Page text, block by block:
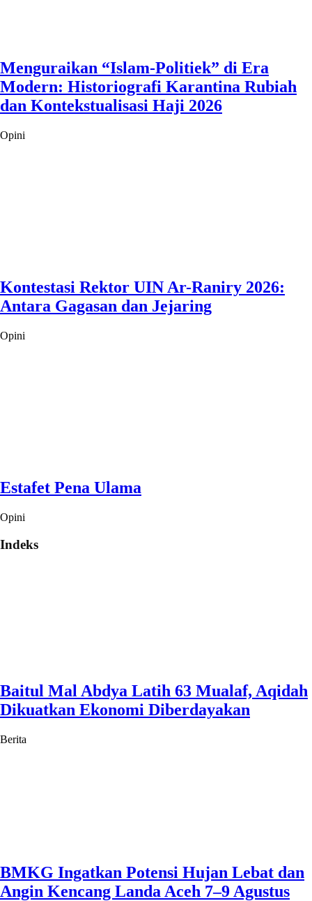
Menguraikan “Islam-Politiek” di Era
Modern: Historiografi Karantina Rubiah
dan Kontekstualisasi Haji 2026
Opini
Kontestasi Rektor UIN Ar-Raniry 2026:
Antara Gagasan dan Jejaring
Opini
Estafet Pena Ulama
Opini
Indeks
Baitul Mal Abdya Latih 63 Mualaf, Aqidah
Dikuatkan Ekonomi Diberdayakan
Berita
BMKG Ingatkan Potensi Hujan Lebat dan
Angin Kencang Landa Aceh 7–9 Agustus